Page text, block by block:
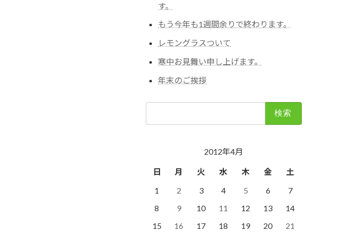
す。
もう今年も1週間余りで終わります。
レモングラスついて
寒中お見舞い申し上げます。
年末のご挨拶
2012年4月
日 月 火 水 木 金
土
1
2 3 4 5 6
7
8
9 10 11 12 13
14
15
16 17 18 19 20
21